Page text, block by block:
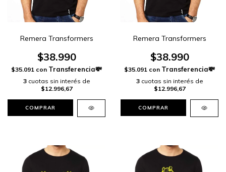
Remera Transformers
$38.990
$35.091 con
3 cuotas sin interés de
$12.996,67
COMPRAR
Remera Transformers
$38.990
$35.091 con
3 cuotas sin interés de
$12.996,67
COMPRAR